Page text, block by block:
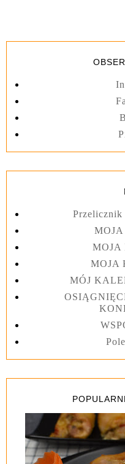
Przelicznik
MOJA
MÓJ